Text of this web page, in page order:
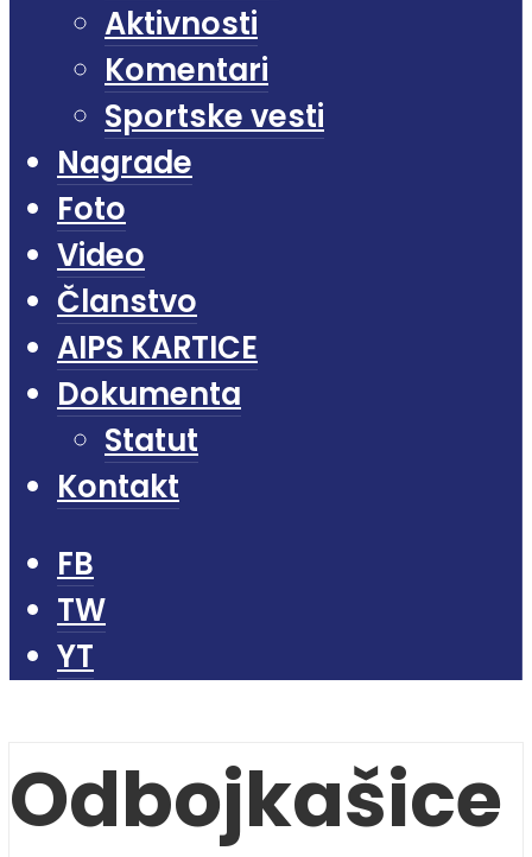
Aktivnosti
Komentari
Sportske vesti
Nagrade
Foto
Video
Članstvo
AIPS KARTICE
Dokumenta
Statut
Kontakt
FB
TW
YT
Odbojkašice